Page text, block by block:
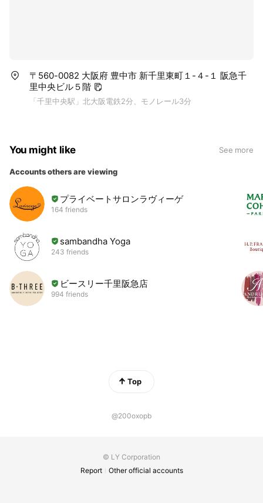
〒560-0082 大阪府 豊中市 新千里東町１-４-１ 阪急千
里中央ビル５階
「千里中央駅」北大阪電鉄2分、モノレール3分
You might like See more
Accounts others are viewing
プライベートサロンラヴィーゲ
164 friends
sambandha Yoga
243 friends
ビースリー千里阪急店
994 friends
Top
@200oxopb
© LY Corporation
Report
Other official accounts